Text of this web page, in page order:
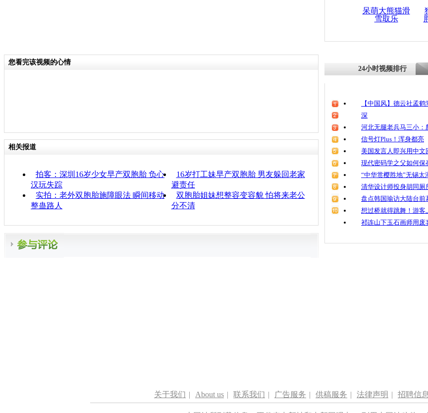
呆萌大熊猫滑
雪取乐
您看完该视频的心情
相关报道
拍客：深圳16岁少女早产双胞胎 负心
汉玩失踪
16岁打工妹早产双胞胎 男友躲回老家
避责任
实拍：老外双胞胎施障眼法 瞬间移动
整蛊路人
双胞胎姐妹想整容变容貌 怕将来老公
分不清
24小时视频排行
【中国风】德云社孟
深
河北无腿老兵马三小：
信号灯Plus！浑身都亮
美国发言人即兴用中文
现代密码学之父如何
“中华赏樱胜地”无锡
清华设计师投身胡同厕
盘点韩国瑜访大陆台前
想过桥就得跳舞！游客
祁连山下玉石画师用废
关于我们 | About us | 联系我们 | 广告服务 | 供稿服务 | 法律声明 | 招聘信息